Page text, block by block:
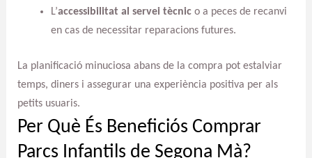
L’accessibilitat al servei tècnico a peces de recanvi
en cas de necessitar reparacions futures.
La planificació minuciosa abans de la compra pot estalviar
temps, diners i assegurar una experiència positiva per als
petits usuaris.
Per Què És Beneficiós Comprar
Parcs Infantils de Segona Mà?